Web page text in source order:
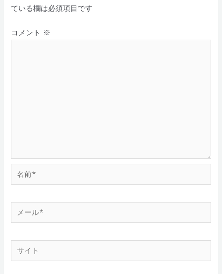
ている欄は必須項目です
コメント ※